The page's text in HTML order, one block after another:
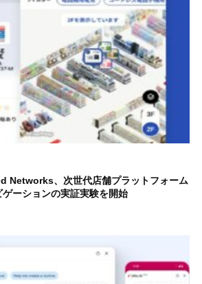
Networks、次世代店舗プラットフォーム
ーションの実証実験を開始